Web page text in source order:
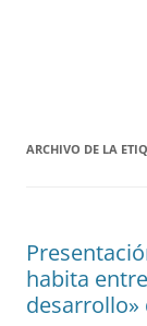
ARCHIVO DE LA
habita
desarrollo»